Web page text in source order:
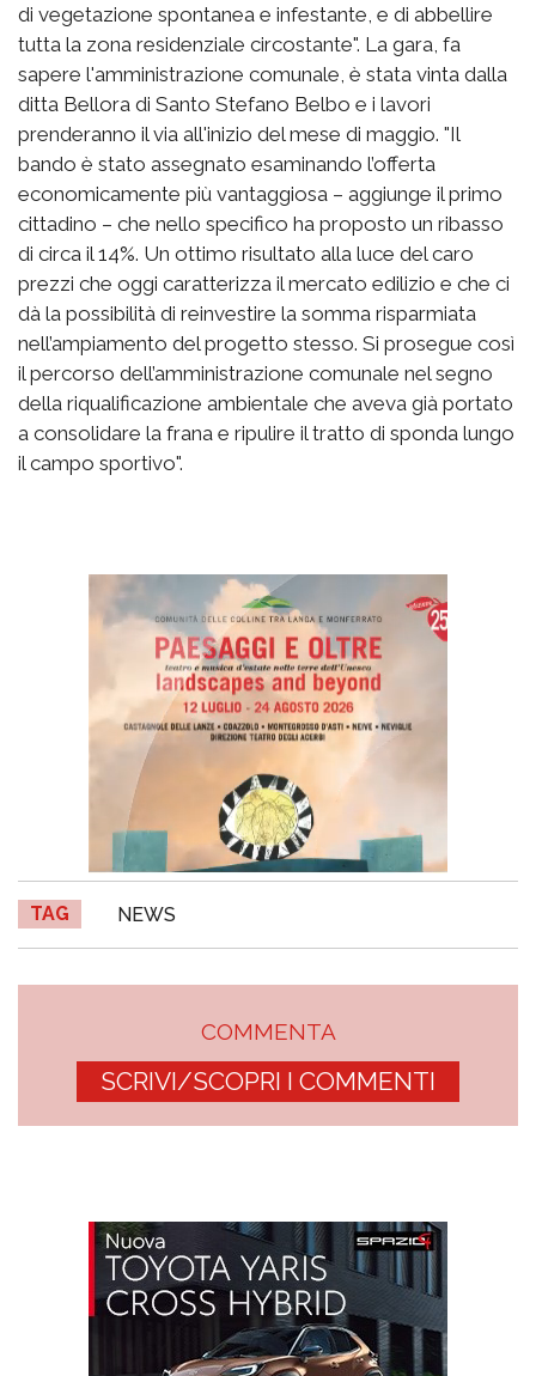
di vegetazione spontanea e infestante, e di abbellire
tutta la zona residenziale circostante". La gara, fa
sapere l'amministrazione comunale, è stata vinta dalla
ditta Bellora di Santo Stefano Belbo e i lavori
prenderanno il via all'inizio del mese di maggio. "Il
bando è stato assegnato esaminando l’offerta
economicamente più vantaggiosa – aggiunge il primo
cittadino – che nello specifico ha proposto un ribasso
di circa il 14%. Un ottimo risultato alla luce del caro
prezzi che oggi caratterizza il mercato edilizio e che ci
dà la possibilità di reinvestire la somma risparmiata
nell’ampiamento del progetto stesso. Si prosegue così
il percorso dell’amministrazione comunale nel segno
della riqualificazione ambientale che aveva già portato
a consolidare la frana e ripulire il tratto di sponda lungo
il campo sportivo".
TAG NEWS
COMMENTA
SCRIVI/SCOPRI I COMMENTI